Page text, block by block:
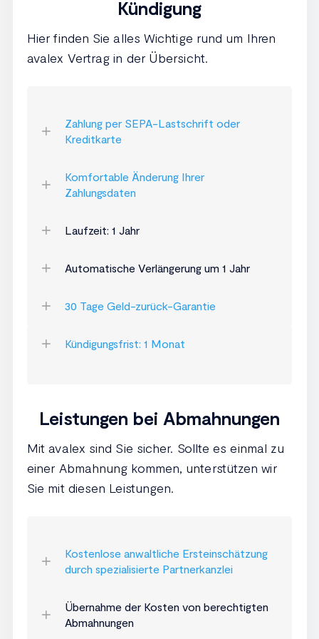
Kündigung
Hier finden Sie alles Wichtige rund um Ihren
avalex Vertrag in der Übersicht.
Zahlung per SEPA-Lastschrift oder
Kreditkarte
Komfortable Änderung Ihrer
Zahlungsdaten
Laufzeit: 1 Jahr
Automatische Verlängerung um 1 Jahr
30 Tage Geld-zurück-Garantie
Kündigungsfrist: 1 Monat
Leistungen bei Abmahnungen
Mit avalex sind Sie sicher. Sollte es einmal zu
einer Abmahnung kommen, unterstützen wir
Sie mit diesen Leistungen.
Kostenlose anwaltliche Ersteinschätzung
durch spezialisierte Partnerkanzlei
Übernahme der Kosten von berechtigten
Abmahnungen